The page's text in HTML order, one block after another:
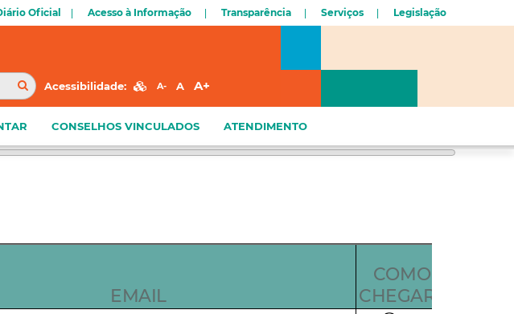
Oficial Acesso à Informação Transparência Serviços Legislação
CONSELHOS VINCULADOS ATENDIMENTO
Acessibilidade: A- A A+
EMAIL
COMO
CHEGAR?